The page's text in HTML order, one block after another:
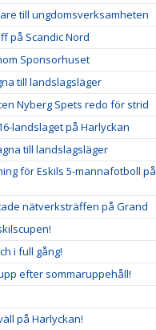
till ungdomsverksamheten
på Scandic Nord
Sponsorhuset
till landslagsläger
Nyberg Spets redo för strid
landslaget på Harlyckan
till landslagsläger
för Eskils 5-mannafotboll på
nätverksträffen på Grand
i full gång!
efter sommaruppehåll!
på Harlyckan!